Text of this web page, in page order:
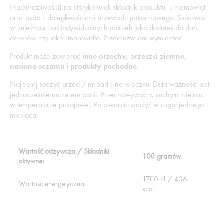
(nadwrażliwości) na którykolwiek składnik produktu, u niemowląt
oraz osób z dolegliwościami przewodu pokarmowego. Stosować
w zależności od indywidualnych potrzeb jako dodatek do dań,
deserów czy jako smarowidło. Przed użyciem wymieszać.
Produkt może zawierać inne orzechy, orzeszki ziemne,
nasiona sezamu i produkty pochodne.
Najlepiej spożyć przed / nr partii: na wieczku. Data ważności jest
jednocześnie numerem partii. Przechowywać w suchym miejscu,
w temperaturze pokojowej. Po otwarciu spożyć w ciągu jednego
miesiąca.
Wartość odżywcza / Składniki
aktywne:
100 gramów
Wartość energetyczna
1700 kJ / 406
kcal